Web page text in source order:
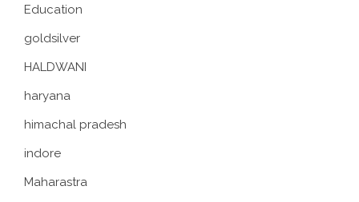
Education
goldsilver
HALDWANI
haryana
himachal pradesh
indore
Maharastra